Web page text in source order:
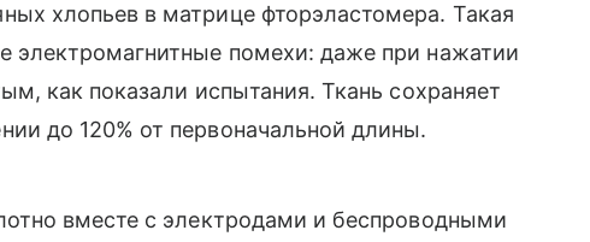
хлопьев в матрице фторэластомера. Такая
электромагнитные помехи: даже при нажатии
как показали испытания. Ткань сохраняет
до 120% от первоначальной длины.
вместе с электродами и беспроводными